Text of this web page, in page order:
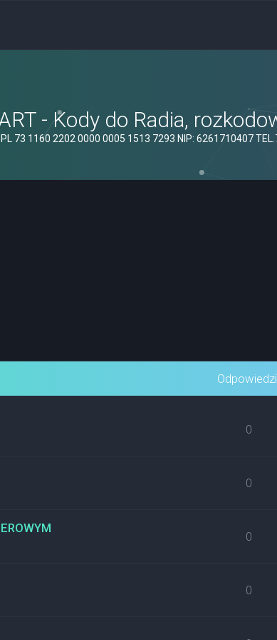
- Kody do Radia,
73 1160 2202 0000 0005 1513 7293 NIP: 6261710407
Odpowiedzi
0
0
0
0